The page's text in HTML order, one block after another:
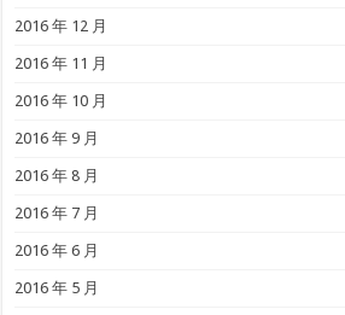
2016 年 12 月
2016 年 11 月
2016 年 10 月
2016 年 9 月
2016 年 8 月
2016 年 7 月
2016 年 6 月
2016 年 5 月